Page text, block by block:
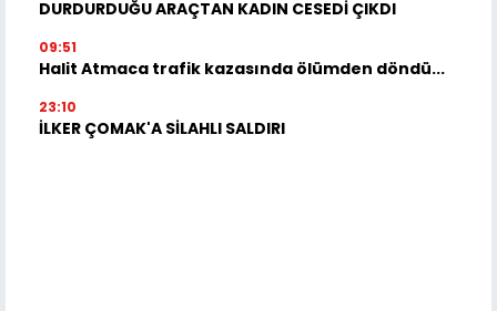
DURDURDUĞU ARAÇTAN KADIN CESEDİ ÇIKDI
09:51
Halit Atmaca trafik kazasında ölümden döndü...
23:10
İLKER ÇOMAK'A SİLAHLI SALDIRI